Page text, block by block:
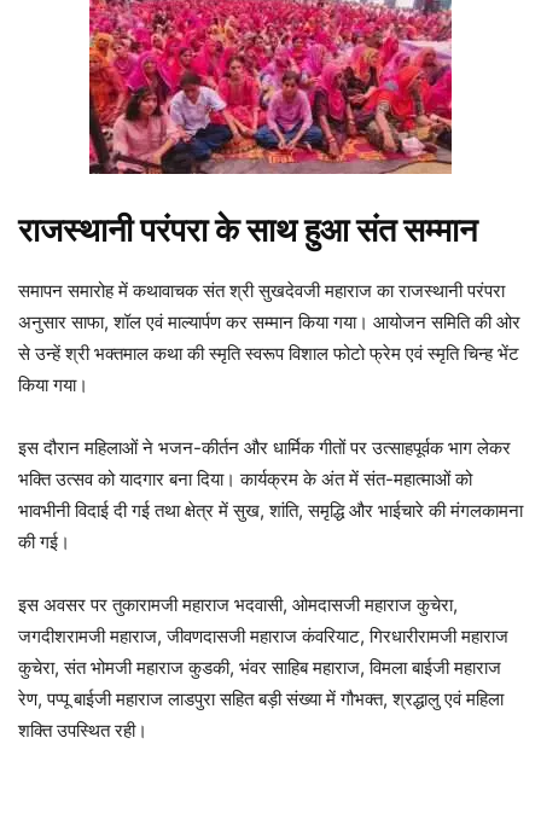
राजस्थानी परंपरा के साथ हुआ संत सम्मान
समापन समारोह में कथावाचक संत श्री सुखदेवजी महाराज का राजस्थानी परंपरा
अनुसार साफा, शॉल एवं माल्यार्पण कर सम्मान किया गया। आयोजन समिति की ओर
से उन्हें श्री भक्तमाल कथा की स्मृति स्वरूप विशाल फोटो फ्रेम एवं स्मृति चिन्ह भेंट
किया गया।
इस दौरान महिलाओं ने भजन-कीर्तन और धार्मिक गीतों पर उत्साहपूर्वक भाग लेकर
भक्ति उत्सव को यादगार बना दिया। कार्यक्रम के अंत में संत-महात्माओं को
भावभीनी विदाई दी गई तथा क्षेत्र में सुख, शांति, समृद्धि और भाईचारे की मंगलकामना
की गई।
इस अवसर पर तुकारामजी महाराज भदवासी, ओमदासजी महाराज कुचेरा,
जगदीशरामजी महाराज, जीवणदासजी महाराज कंवरियाट, गिरधारीरामजी महाराज
कुचेरा, संत भोमजी महाराज कुडकी, भंवर साहिब महाराज, विमला बाईजी महाराज
रेण, पप्पू बाईजी महाराज लाडपुरा सहित बड़ी संख्या में गौभक्त, श्रद्धालु एवं महिला
शक्ति उपस्थित रही।